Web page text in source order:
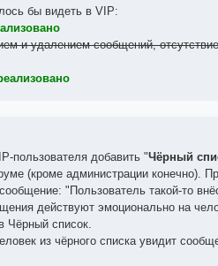
бы видеть в VIP:
и удалением сообщений,
пользователя добавить "Чёрный
(кроме администрации конечно).
" Пользователь такой-то
действуют эмоционально на
Чёрный список.
из чёрного списка увидит